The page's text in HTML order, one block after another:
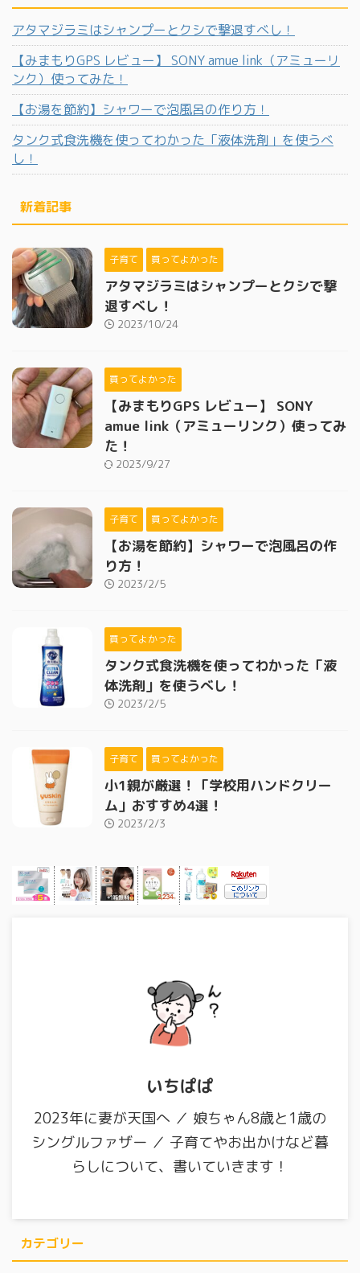
アタマジラミはシャンプーとクシで撃退すべし！
【みまもりGPS レビュー】 SONY amue link（アミューリ
ンク）使ってみた！
【お湯を節約】シャワーで泡風呂の作り方！
タンク式食洗機を使ってわかった「液体洗剤」を使うべ
し！
新着記事
子育て 買ってよかった
アタマジラミはシャンプーとクシで撃
退すべし！
2023/10/24
買ってよかった
【みまもりGPS レビュー】 SONY
amue link（アミューリンク）使ってみ
た！
2023/9/27
子育て 買ってよかった
【お湯を節約】シャワーで泡風呂の作
り方！
2023/2/5
買ってよかった
タンク式食洗機を使ってわかった「液
体洗剤」を使うべし！
2023/2/5
子育て 買ってよかった
小1親が厳選！「学校用ハンドクリー
ム」おすすめ4選！
2023/2/3
いちぱぱ
2023年に妻が天国へ ／ 娘ちゃん8歳と1歳の
シングルファザー ／ 子育てやお出かけなど暮
らしについて、書いていきます！
カテゴリー